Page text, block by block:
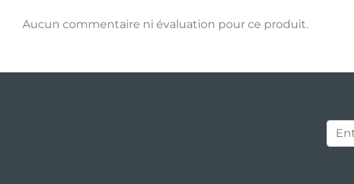
Aucun commentaire ni évaluation pour ce produit.